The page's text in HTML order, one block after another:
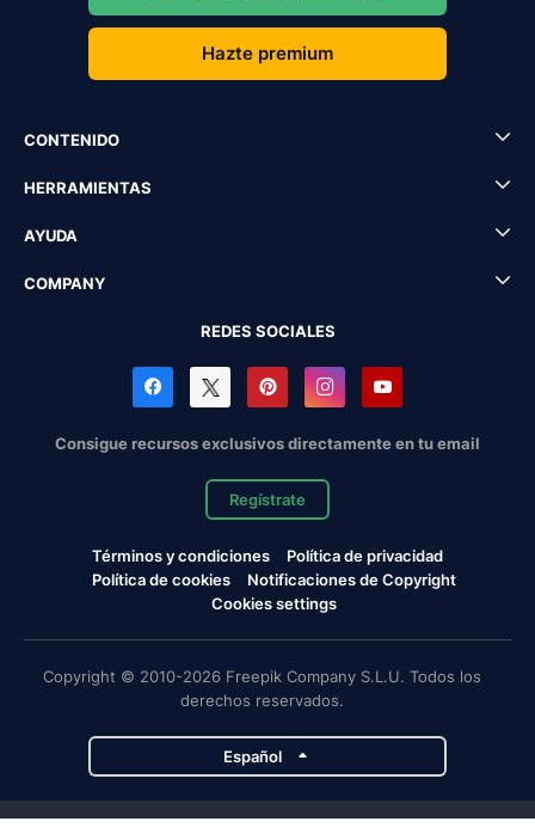
Hazte premium
CONTENIDO
HERRAMIENTAS
AYUDA
COMPANY
REDES SOCIALES
Consigue recursos exclusivos directamente en tu email
Regístrate
Términos y condiciones
Política de privacidad
Política de cookies
Notificaciones de Copyright
Cookies settings
Copyright © 2010-2026 Freepik Company S.L.U. Todos los
derechos reservados.
Español